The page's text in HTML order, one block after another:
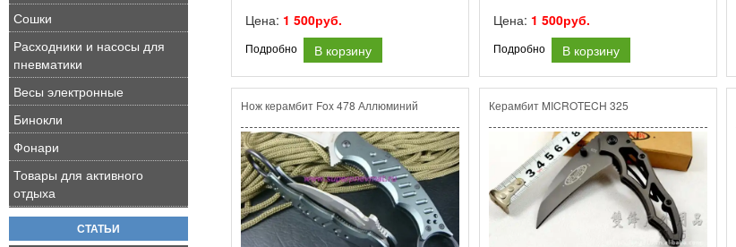
Сошки
Расходники и насосы для
пневматики
Весы электронные
Бинокли
Фонари
Товары для активного
отдыха
СТАТЬИ
Цена: 1 500руб.
Подробно В корзину
Цена: 1 500руб.
Подробно В корзину
Нож керамбит Fox 478 Аллюминий Керамбит MICROTECH 325